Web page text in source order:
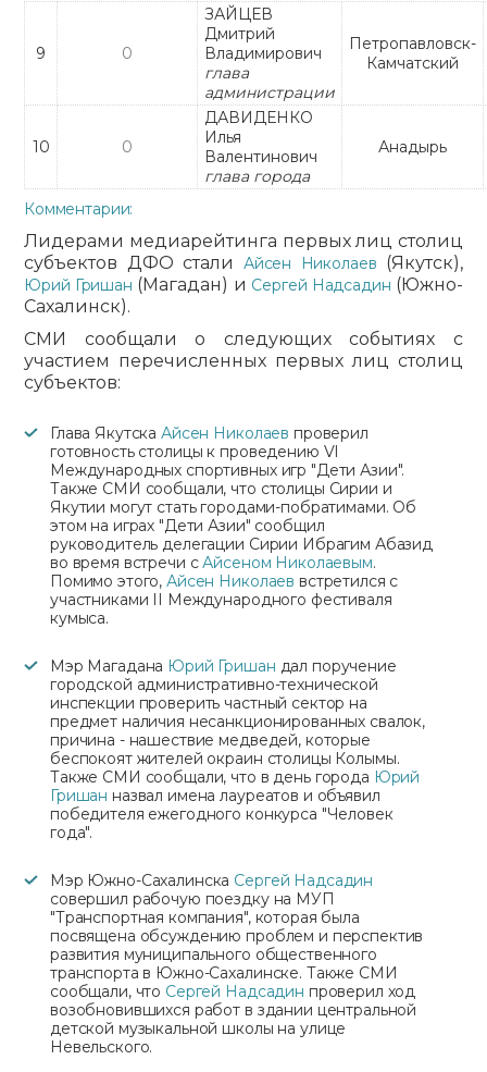
9 0
ЗАЙЦЕВ
Дмитрий
Владимирович
глава
администрации
Петропавловск-
Камчатский
10 0
ДАВИДЕНКО
Илья
Валентинович
глава города
Анадырь
Комментарии:
Лидерами медиарейтинга первых лиц столиц
субъектов ДФО стали Айсен Николаев (Якутск),
Юрий Гришан (Магадан) и Сергей Надсадин (Южно-
Сахалинск).
СМИ сообщали о следующих событиях с
участием перечисленных первых лиц столиц
субъектов:
Глава ЯкутскаАйсен Николаев проверил
готовность столицы к проведению VI
Международных спортивных игр "Дети Азии".
Также СМИ сообщали, что столицы Сирии и
Якутии могут стать городами-побратимами. Об
этом на играх "Дети Азии" сообщил
руководитель делегации Сирии Ибрагим Абазид
во время встречи сАйсеном Николаевым.
Помимо этого,Айсен Николаев встретился с
участниками II Международного фестиваля
кумыса.
Мэр Магадана Юрий Гришан дал поручение
городской административно-технической
инспекции проверить частный сектор на
предмет наличия несанкционированных свалок,
причина - нашествие медведей, которые
беспокоят жителей окраин столицы Колымы.
Также СМИ сообщали, что в день города Юрий
Гришан назвал имена лауреатов и объявил
победителя ежегодного конкурса "Человек
года".
Мэр Южно-Сахалинска Сергей Надсадин
совершил рабочую поездку на МУП
"Транспортная компания", которая была
посвящена обсуждению проблем и перспектив
развития муниципального общественного
транспорта в Южно-Сахалинске. Также СМИ
сообщали, что Сергей Надсадин проверил ход
возобновившихся работ в здании центральной
детской музыкальной школы на улице
Невельского.